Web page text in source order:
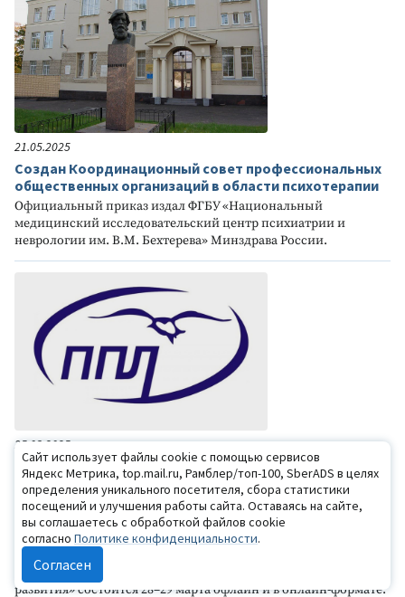
21.05.2025
Создан Координационный совет профессиональных
общественных организаций в области психотерапии
Официальный приказ издал ФГБУ «Национальный
медицинский исследовательский центр психиатрии и
неврологии им. В.М. Бехтерева» Минздрава России.
25.03.2025
Опубликована программа Международного конгресса
«Психотерапия и психологическое консультирование
— итоги и векторы развития»
XI Международный научно-практический конгресс
психологов-консультантов, психотерапевтов и
психологическое консультирование — итоги и векторы
развития» состоится 28–29 марта офлайн и в онлайн-формате.
Сайт использует файлы cookie с помощью сервисов
Яндекс Метрика, top.mail.ru, Рамблер/топ-100, SberADS в целях
определения уникального посетителя, сбора статистики
посещений и улучшения работы сайта. Оставаясь на сайте,
вы соглашаетесь с обработкой файлов cookie
согласно Политике конфиденциальности.
Согласен